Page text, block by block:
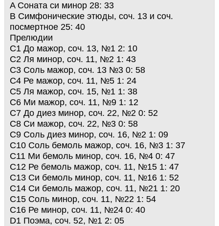
A Соната си минор 28: 33
B Симфонические этюды, соч. 13 и соч.
посмертное 25: 40
Прелюдии
C1 До мажор, соч. 13, №1 2: 10
C2 Ля минор, соч. 11, №2 1: 43
C3 Соль мажор, соч. 13 №3 0: 58
C4 Ре мажор, соч. 11, №5 1: 24
C5 Ля мажор, соч. 15, №1 1: 38
C6 Ми мажор, соч. 11, №9 1: 12
C7 До диез минор, соч. 22, №2 0: 52
C8 Си мажор, соч. 22, №3 0: 58
C9 Соль диез минор, соч. 16, №2 1: 09
C10 Соль бемоль мажор, соч. 16, №3 1: 37
C11 Ми бемоль минор, соч. 16, №4 0: 47
C12 Ре бемоль мажор, соч. 11, №15 1: 47
C13 Си бемоль минор, соч. 11, №16 1: 52
C14 Си бемоль мажор, соч. 11, №21 1: 20
C15 Соль минор, соч. 11, №22 1: 54
C16 Ре минор, соч. 11, №24 0: 40
D1 Поэма, соч. 52, №1 2: 05